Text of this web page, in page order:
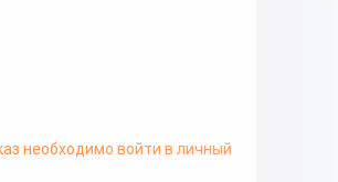
необходимо войти в личный